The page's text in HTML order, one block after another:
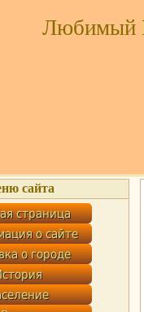
Любимый
сайта